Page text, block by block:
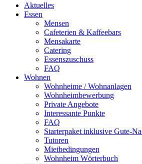
Aktuelles
Essen
Mensen
Cafeterien & Kaffeebars
Mensakarte
Catering
Essenszuschuss
FAQ
Wohnen
Wohnheime / Wohnanlagen
Wohnheimbewerbung
Private Angebote
Interessante Punkte
FAQ
Starterpaket inklusive Gute-
Tutoren
Mietbedingungen
Wohnheim Wörterbuch